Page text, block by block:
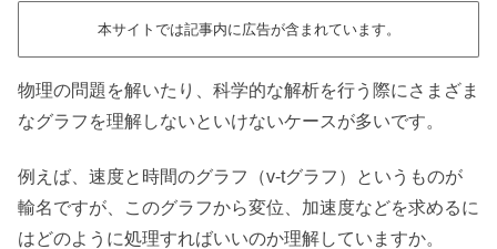
本サイトでは記事内に広告が含まれています。
物理の問題を解いたり、科学的な解析を行う際にさまざま
なグラフを理解しないといけないケースが多いです。
例えば、速度と時間のグラフ（v-tグラフ）というものが
輸名ですが、このグラフから変位、加速度などを求めるに
はどのように処理すればいいのか理解していますか。